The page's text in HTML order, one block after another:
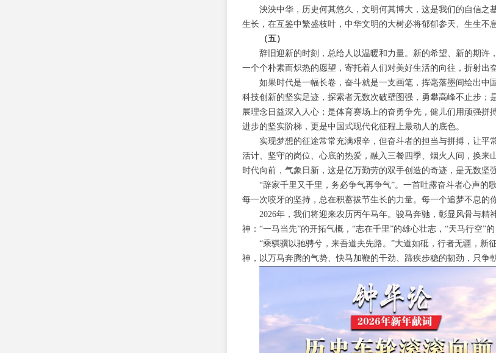
泱泱中华，历史何其悠久，文明何其博大，这是我们的自信
生长，在互鉴中繁盛枝叶，中华文明的大树必将郁郁参天、生生不
（五）
辞旧迎新的时刻，总给人以温暖和力量。新的希望、新的期
一个个朴素而炽热的愿望，寄托着人们对美好生活的向往，折射出
如果时代是一幅长卷，奋斗就是一支画笔，挥毫落墨间绘出
科技创新的坚实足迹，探索者无数次破壁图强，勇攀高峰不止步
展理念日益深入人心；是体育赛场上的奋勇争先，健儿们用顽强
进步的坚实阶梯，更是中国式现代化征程上最动人的底色。
实现梦想的征途常常充满艰辛，但奋斗者的担当与拼搏，让
活计、坚守的岗位、心底的热爱，融入三餐四季、烟火人间，换来
时代向前，气象日新，这是亿万勤劳的双手创造的奇迹，是无数坚
“辞家千里又千里，务必争气再争气”。一首吐露奋斗者心声的
每一次咬牙的坚持，总在积蓄拔节生长的力量。每一个追梦不息的
2026年，我们将迎来农历丙午马年。骏马奔驰，彰显风骨与
神：“一马当先”的开拓气概，“志在千里”的雄心壮志，“天马行空
“乘骐骥以驰骋兮，来吾道夫先路。”大道如砥，行者无疆，
神，以万马奔腾的气势、快马加鞭的干劲、蹄疾步稳的韧劲，只争